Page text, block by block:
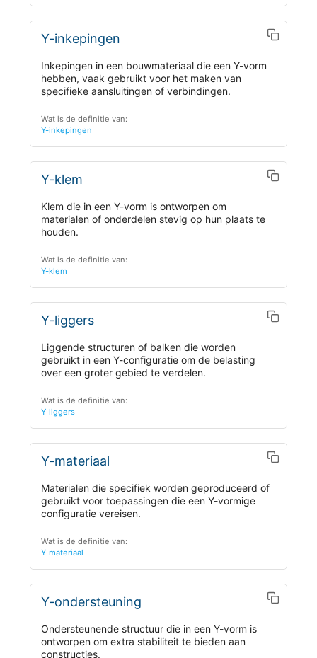
Y-inkepingen
Inkepingen in een bouwmateriaal die een Y-vorm
hebben, vaak gebruikt voor het maken van
specifieke aansluitingen of verbindingen.
Wat is de definitie van:
Y-inkepingen
Y-klem
Klem die in een Y-vorm is ontworpen om
materialen of onderdelen stevig op hun plaats te
houden.
Wat is de definitie van:
Y-klem
Y-liggers
Liggende structuren of balken die worden
gebruikt in een Y-configuratie om de belasting
over een groter gebied te verdelen.
Wat is de definitie van:
Y-liggers
Y-materiaal
Materialen die specifiek worden geproduceerd of
gebruikt voor toepassingen die een Y-vormige
configuratie vereisen.
Wat is de definitie van:
Y-materiaal
Y-ondersteuning
Ondersteunende structuur die in een Y-vorm is
ontworpen om extra stabiliteit te bieden aan
constructies.